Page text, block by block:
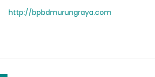
http://bpbdmurungraya.com